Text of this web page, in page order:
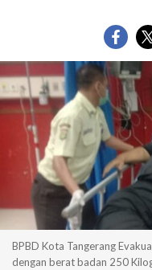
BPBD Kota Tangerang
dengan berat badan 250